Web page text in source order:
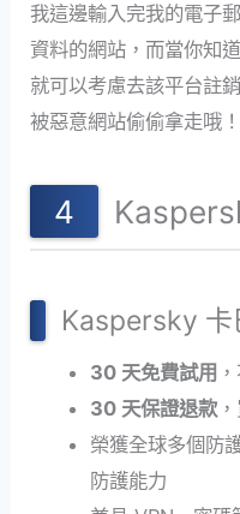
我這邊輸入完我的電子
資料的網站，而當你知
就可以考慮去該平台註
被惡意網站偷偷拿走哦！
Kaspersky 卡
30 天免費試用
30 天保證退款，
榮獲全球多個防
防護能力